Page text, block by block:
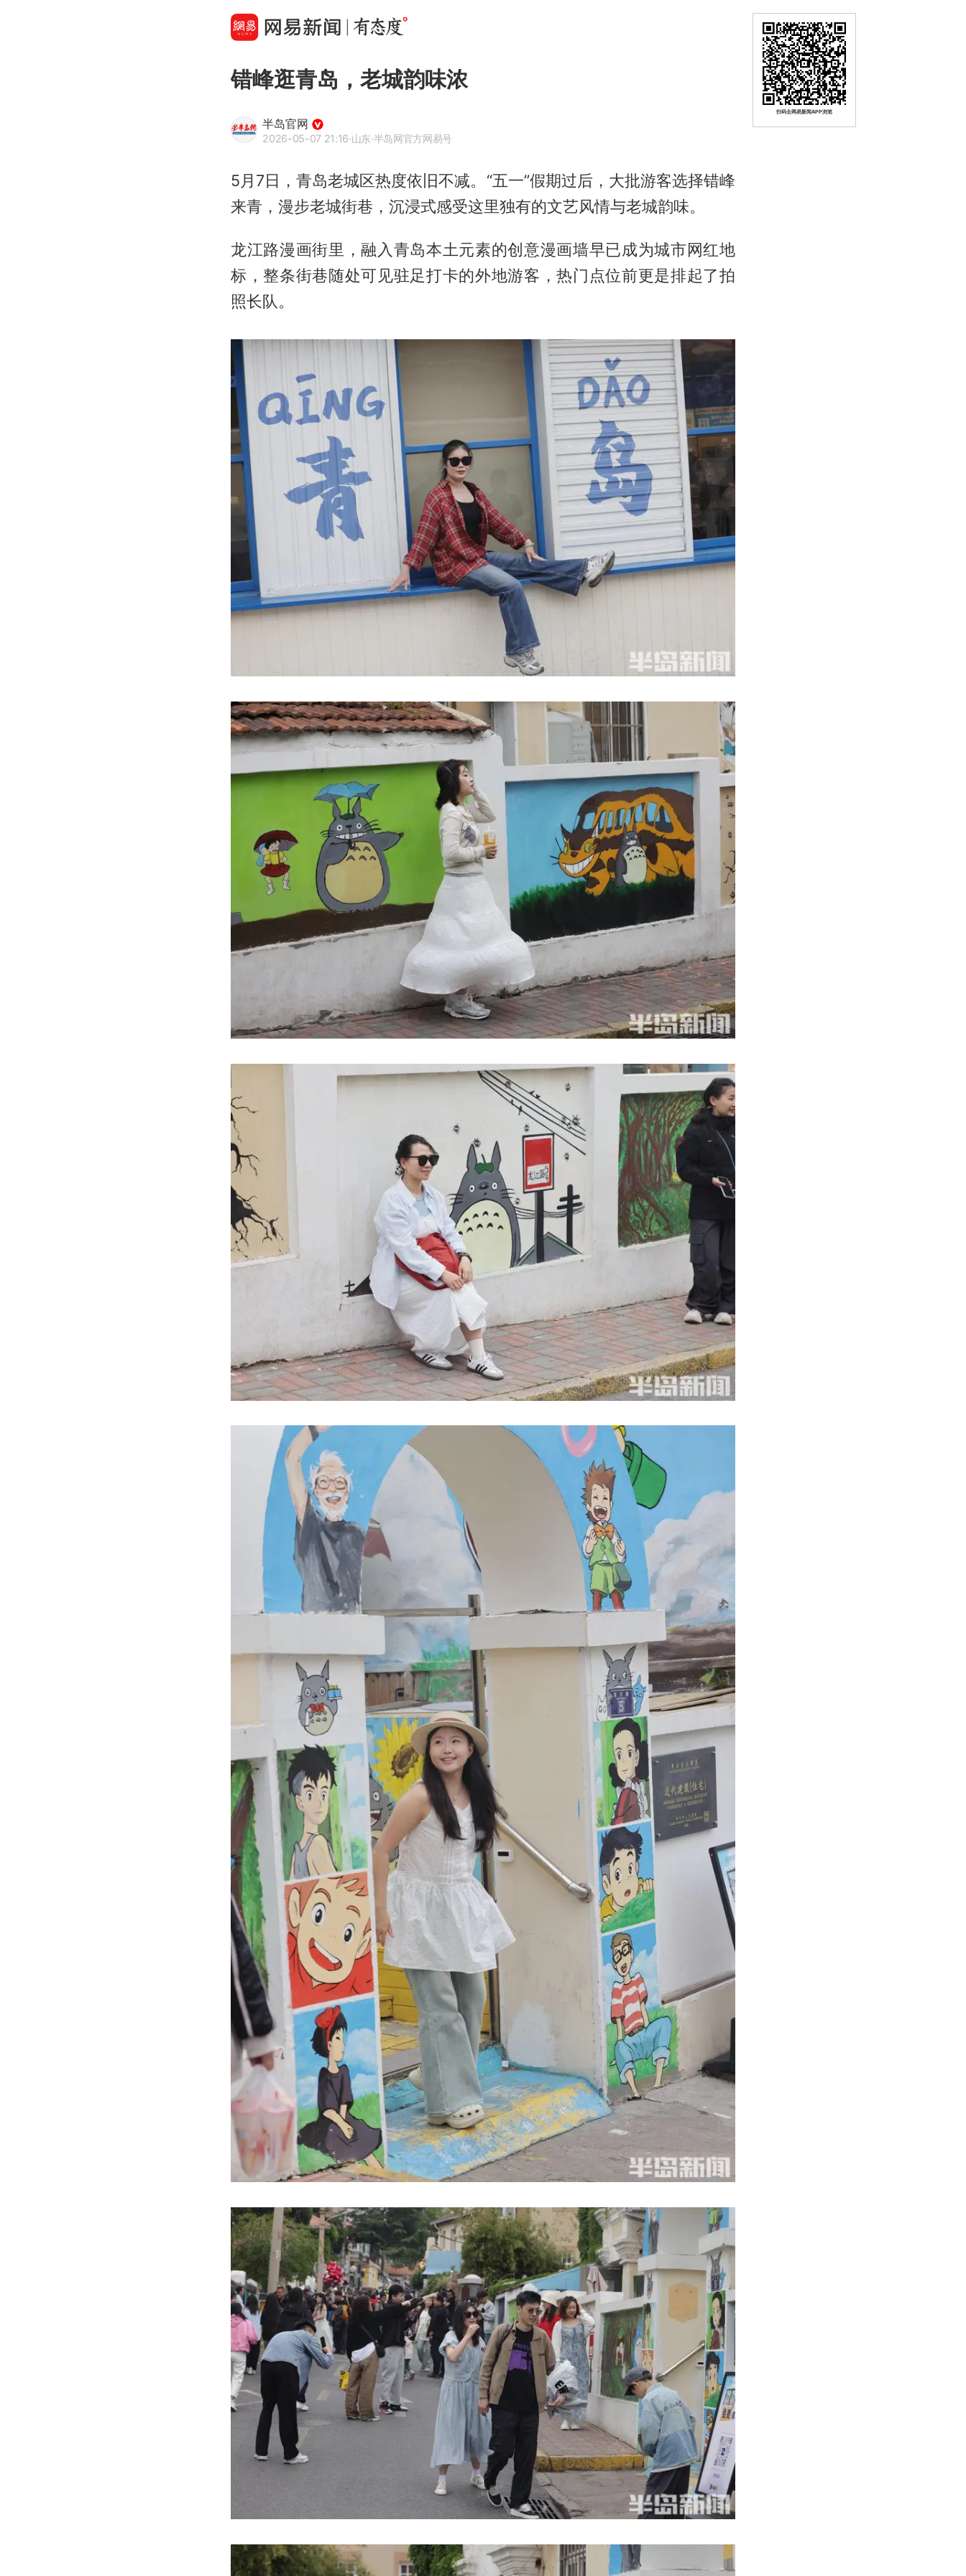
错峰逛青岛，老城韵味浓
半岛官网
2026-05-07 21:16·山东·半岛网官方网易号
5月7日，青岛老城区热度依旧不减。“五一”假期过后，大批游客选择错峰
来青，漫步老城街巷，沉浸式感受这里独有的文艺风情与老城韵味。
龙江路漫画街里，融入青岛本土元素的创意漫画墙早已成为城市网红地
标，整条街巷随处可见驻足打卡的外地游客，热门点位前更是排起了拍
照长队。
扫码去网易新闻APP浏览